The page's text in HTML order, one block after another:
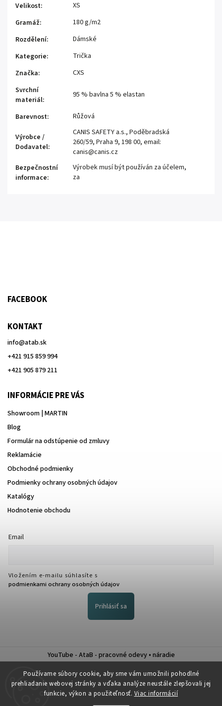
Používame súbory cookie, aby sme vám umožnili pohodlné
prehliadanie webovej stránky a vďaka analýze neustále zlepšovali jej
funkcie, výkon a použiteľnosť. Viac informácií
Velikost:
XS
Gramáž:
180 g/m2
Rozdělení:
Dámské
Kategorie:
Trička
Značka:
CXS
Svrchní
materiál:
95 % bavlna 5 % elastan
Barevnost: Růžová
Výrobce /
Dodavatel:
CANIS SAFETY a.s., Poděbradská
260/59, Praha 9, 198 00, email:
canis@canis.cz
Bezpečnostní
informace:
Výrobek musí být používán za účelem,
za
FACEBOOK
KONTAKT
info@atab.sk
+421 915 859 994
+421 905 879 211
INFORMÁCIE PRE VÁS
Showroom | MARTIN
Blog
Formulár na odstúpenie od zmluvy
Reklamácie
Obchodné podmienky
Podmienky ochrany osobných údajov
Katalógy
Hodnotenie obchodu
Email
Vložením e-mailu súhlasíte s
podmienkami ochrany osobných údajov
Prihlásiť sa
YouTube - AtaB - pracovné odevy • náradie
Nákup na splátky QUATRO